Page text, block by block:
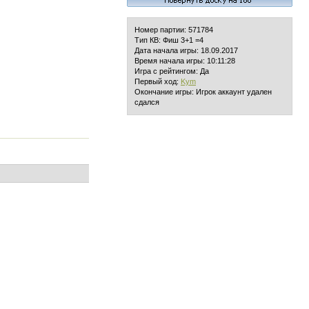
Номер партии: 571784
Тип КВ: Фиш 3+1 =4
Дата начала игры: 18.09.2017
Время начала игры: 10:11:28
Игра с рейтингом: Да
Первый ход: Kym
Окончание игры: Игрок аккаунт удален
сдался